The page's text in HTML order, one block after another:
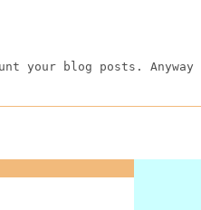
your blog posts.